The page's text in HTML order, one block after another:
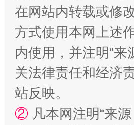
国家大学科技园优化重塑工作
在网站内转载或修
方式使用本网上述
内使用，并注明“
关法律责任和经济
站反映。
② 凡本网注明“来